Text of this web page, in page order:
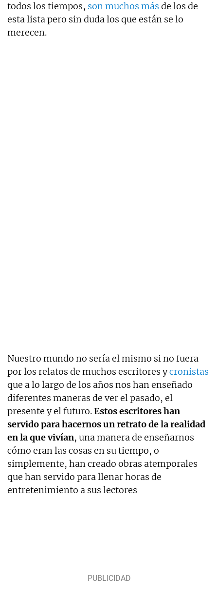
todos los tiempos, son muchos más de los de
esta lista pero sin duda los que están se lo
merecen.
Nuestro mundo no sería el mismo si no fuera
por los relatos de muchos escritores ycronistas
que a lo largo de los años nos han enseñado
diferentes maneras de ver el pasado, el
presente y el futuro.Estos escritores han
servido para hacernos un retrato de la realidad
en la que vivían, una manera de enseñarnos
cómo eran las cosas en su tiempo, o
simplemente, han creado obras atemporales
que han servido para llenar horas de
entretenimiento a sus lectores